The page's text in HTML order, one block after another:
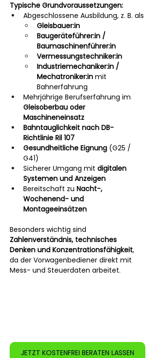
Typische Grundvoraussetzungen:
Abgeschlossene Ausbildung, z. B. als
Gleisbauer:in
Baugeräteführer:in /
Baumaschinenführer:in
Vermessungstechniker:in
Industriemechaniker:in /
Mechatroniker:in mit
Bahnerfahrung
Mehrjährige Berufserfahrung im
Gleisoberbau oder
Maschineneinsatz
Bahntauglichkeit nach DB-
Richtlinie Ril 107
Gesundheitliche Eignung (G25 /
G41)
Sicherer Umgang mit digitalen
Systemen und Anzeigen
Bereitschaft zu Nacht-,
Wochenend- und
Montageeinsätzen
Besonders wichtig sind
Zahlenverständnis, technisches
Denken und Konzentrationsfähigkeit,
da der Vorwagenbediener direkt mit
Mess- und Steuerdaten arbeitet.
JETZT KOSTENFREI BERATEN LASSEN